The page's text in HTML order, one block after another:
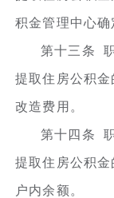
积金管理中心确
第十三条
提取住房公积
改造费用。
第十四条
提取住房公积
户内余额。